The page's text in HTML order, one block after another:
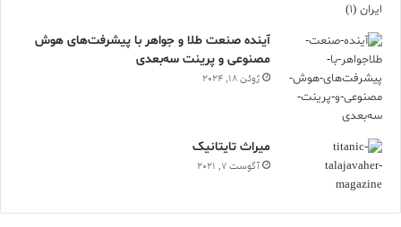
الماس
آینده صنعت طلا و جواهر با پیشرفت‌های هوش
مصنوعی و پرینت سه‌بعدی
ژوئن 18, 2024
ميراث تايتانيک
آگوست 7, 2021